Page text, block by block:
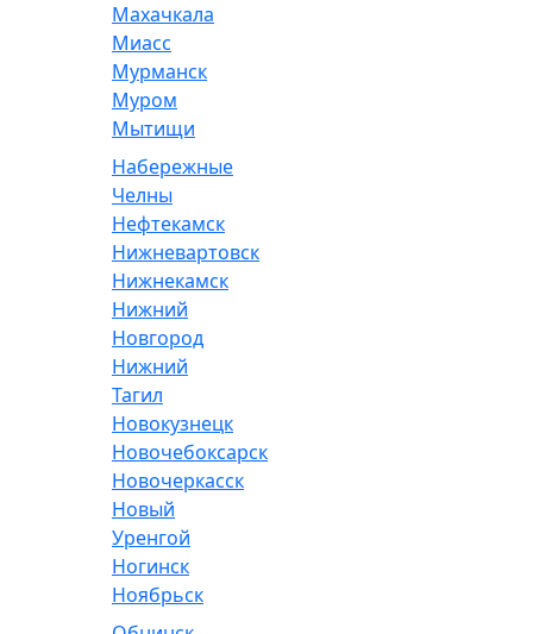
Махачкала
Миасс
Мурманск
Муром
Мытищи
Набережные
Челны
Нефтекамск
Нижневартовск
Нижнекамск
Нижний
Новгород
Нижний
Тагил
Новокузнецк
Новочебоксарск
Новочеркасск
Новый
Уренгой
Ногинск
Ноябрьск